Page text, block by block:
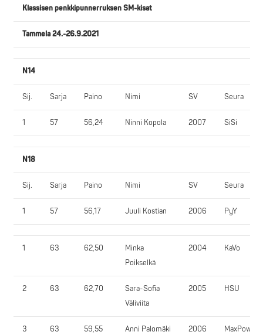
Klassisen penkkipunnerruksen SM-kisat
Tammela 24.-26.9.2021
N14
Sij. Sarja Paino Nimi SV Seura
1 57 56,24 Ninni Kopola 2007 SiSi
N18
Sij. Sarja Paino Nimi SV Seura
1 57 56,17 Juuli Kostian 2006 PyY
1 63 62,50
Minka
Poikselkä
2004 KaVo
2 63 62,70
Sara-Sofia
Väliviita
2005 HSU
3 63 59,55 Anni Palomäki 2006 MaxPower